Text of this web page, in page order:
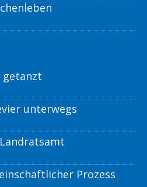
getanzt
unterwegs
Prozess